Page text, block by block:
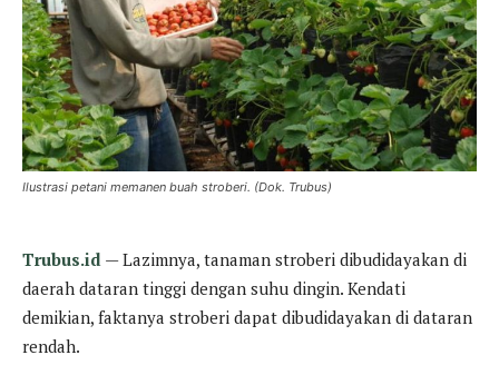
Ilustrasi petani memanen buah stroberi. (Dok. Trubus)
Trubus.id — Lazimnya, tanaman stroberi dibudidayakan di
daerah dataran tinggi dengan suhu dingin. Kendati
demikian, faktanya stroberi dapat dibudidayakan di dataran
rendah.